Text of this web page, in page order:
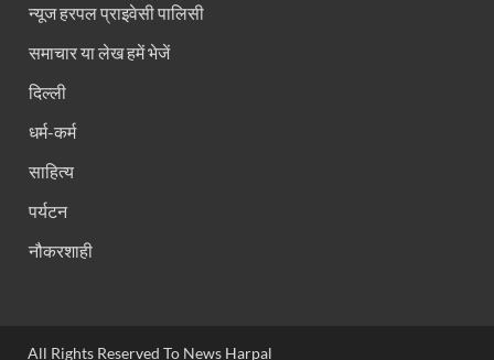
न्यूज हरपल प्राइवेसी पालिसी
समाचार या लेख हमें भेजें
दिल्ली
धर्म-कर्म
साहित्य
पर्यटन
नौकरशाही
All Rights Reserved To News Harpal